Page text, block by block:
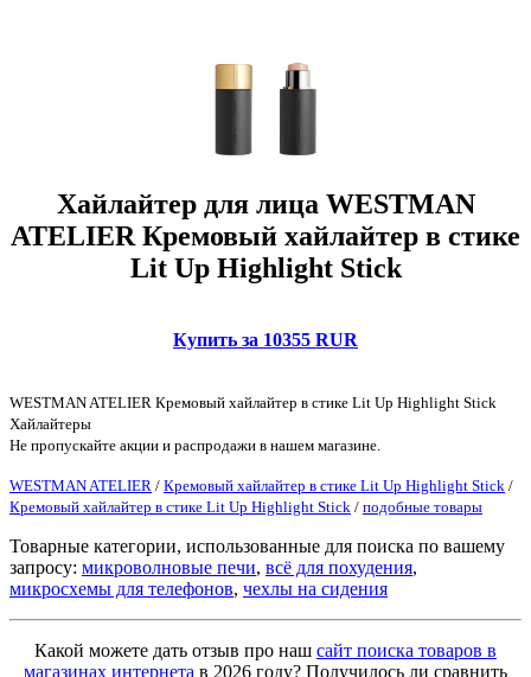
Хайлайтер для лица WESTMAN
ATELIER Кремовый хайлайтер в стике
Lit Up Highlight Stick
Купить за 10355 RUR
WESTMAN ATELIER Кремовый хайлайтер в стике Lit Up Highlight Stick
Хайлайтеры
Не пропускайте акции и распродажи в нашем магазине.
WESTMAN ATELIER / Кремовый хайлайтер в стике Lit Up Highlight Stick /
Кремовый хайлайтер в стике Lit Up Highlight Stick / подобные товары
Товарные категории, использованные для поиска по вашему
запросу: микроволновые печи, всё для похудения,
микросхемы для телефонов, чехлы на сидения
Какой можете дать отзыв про наш сайт поиска товаров в
магазинах интернета в 2026 году? Получилось ли сравнить